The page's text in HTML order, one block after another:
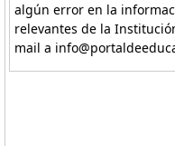
algún error en la
relevantes de la
mail a